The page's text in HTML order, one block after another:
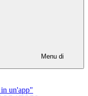
Menu di
un'app"